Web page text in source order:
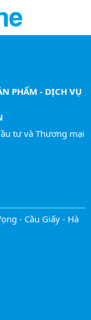
PHẨM - DỊCH VỤ
tư và Thương mại
- Cầu Giấy - Hà